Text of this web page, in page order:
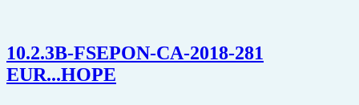
10.2.3B-FSEPON-CA-2018-281
EUR...HOPE